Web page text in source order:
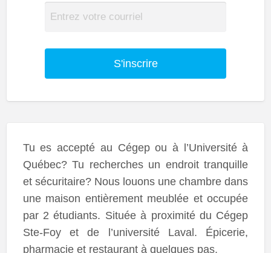
S'inscrire
Tu es accepté au Cégep ou à l’Université à
Québec? Tu recherches un endroit tranquille
et sécuritaire? Nous louons une chambre dans
une maison entièrement meublée et occupée
par 2 étudiants. Située à proximité du Cégep
Ste-Foy et de l’université Laval. Épicerie,
pharmacie et restaurant à quelques pas.